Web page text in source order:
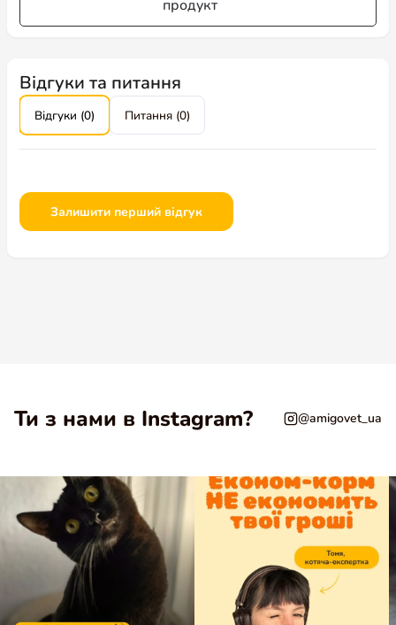
продукт
Відгуки та питання
Відгуки (0) Питання (0)
Залишити перший відгук
Ти з нами в Instagram? @amigovet_ua